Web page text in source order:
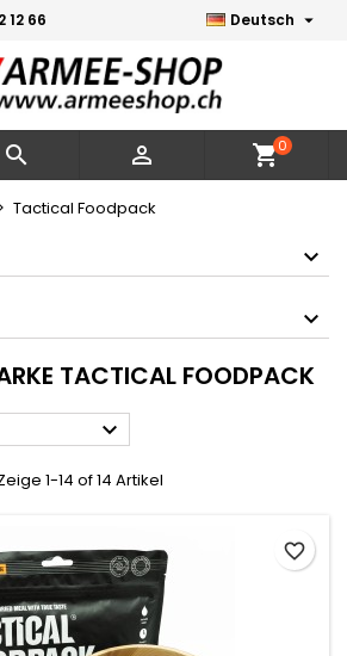
12 66 Deutsch 
  shopping_cart0
Tactical Foodpack
TACTICAL FOODPACK

1-14 of 14 Artikel
favorite_border
×
×
((modalDeleteText))
×
×
sein, um Artikel Ihrer
zu können.
Abbrechen